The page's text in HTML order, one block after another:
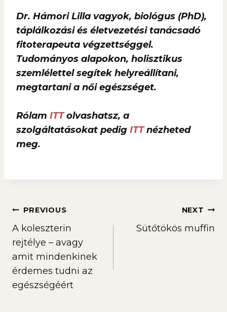
Dr. Hámori Lilla vagyok, biológus (PhD),
táplálkozási és életvezetési tanácsadó
fitoterapeuta végzettséggel.
Tudományos alapokon, holisztikus
szemlélettel segítek helyreállítani,
megtartani a női egészséget.
Rólam ITTolvashatsz, a
szolgáltatásokat pedig ITTnézheted
meg.
Bejegyzés
navigáció
PREVIOUS
A koleszterin
rejtélye – avagy
amit mindenkinek
érdemes tudni az
egészségéért
NEXT
Sütőtökös muffin